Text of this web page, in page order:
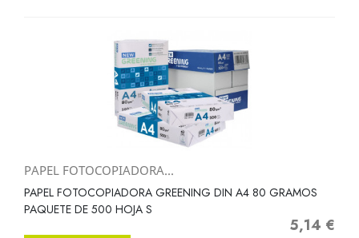
PAPEL FOTOCOPIADORA...
PAPEL FOTOCOPIADORA GREENING DIN A4 80 GRAMOS
PAQUETE DE 500 HOJA S
Precio
5,14 €